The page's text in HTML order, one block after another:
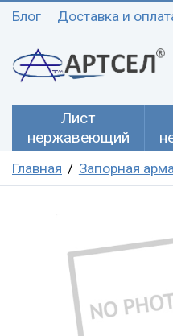
Блог Доставка и
Лист
нержавеющий
Главная Запорная